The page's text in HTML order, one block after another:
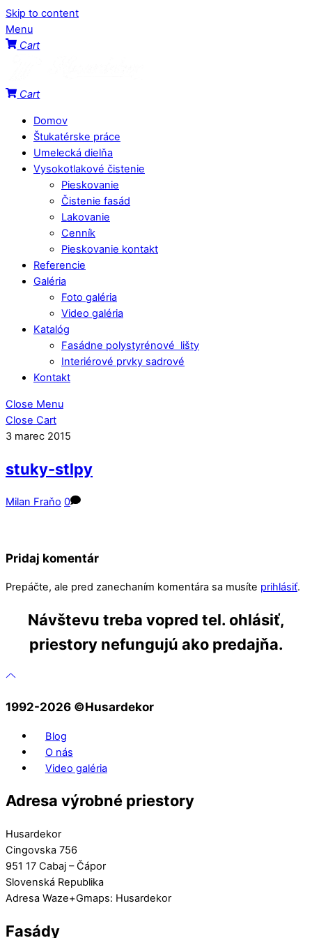
Skip to content
Menu
Cart
Cart
Domov
Štukatérske práce
Umelecká dielňa
Vysokotlakové čistenie
Pieskovanie
Čistenie fasád
Lakovanie
Cenník
Pieskovanie kontakt
Referencie
Galéria
Foto galéria
Video galéria
Katalóg
Fasádne polystyrénové lišty
Interiérové prvky sadrové
Kontakt
Close Menu
Close Cart
3 marec 2015
stuky-stlpy
Milan Fraňo 0
Pridaj komentár
Prepáčte, ale pred zanechaním komentára sa musíte prihlásiť.
Návštevu treba vopred tel. ohlásiť,
priestory nefungujú ako predajňa.
1992-2026 ©️Husardekor
Blog
O nás
Video galéria
Adresa výrobné priestory
Husardekor
Cingovska 756
951 17 Cabaj – Čápor
Slovenská Republika
Adresa Waze+Gmaps: Husardekor
Fasády